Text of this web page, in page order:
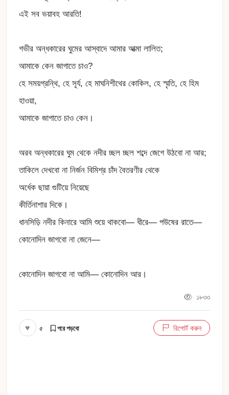
এই সব ভয়াবহ আরতি!
গভীর অন্ধকারের ঘুমের আস্বাদে আমার আত্মা লালিত;
আমাকে কেন জাগাতে চাও?
হে সময়গ্রন্থি, হে সূর্য, হে মাঘনিশীথের কোকিল, হে স্মৃতি, হে হিম
হাওয়া,
আমাকে জাগাতে চাও কেন।
অরব অন্ধকারের ঘুম থেকে নদীর চ্ছল চ্ছল শব্দে জেগে উঠবো না আর;
তাকিলে দেখবো না নির্জন বিমিশ্র চাঁদ বৈতরণীর থেকে
অর্ধেক ছায়া গুটিয়ে নিয়েছে
কীর্তিনাশার দিকে।
ধানসিড়ি নদীর কিনারে আমি শুয়ে থাকবো— ধীরে— পউষের রাতে—
কোনোদিন জাগবো না জেনে—
কোনোদিন জাগবো না আমি— কোনোদিন আর।
১৮৩৩
♥ ৫ পরে পড়বো রিপোর্ট করুন